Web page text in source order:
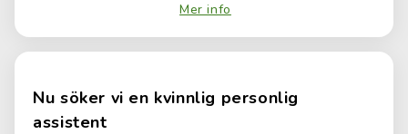
Mer info
Nu söker vi en kvinnlig personlig
assistent